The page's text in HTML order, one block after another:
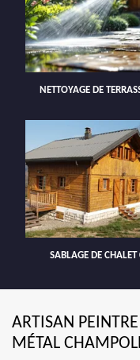
NETTOYAGE DE
SABLAGE DE CHALET
ARTISAN
MÉTAL